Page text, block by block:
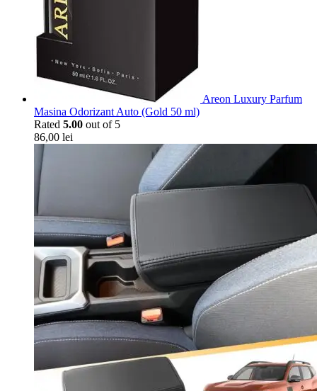
Areon Luxury Parfum
Masina Odorizant Auto (Gold 50 ml)
Rated 5.00 out of 5
86,00 lei